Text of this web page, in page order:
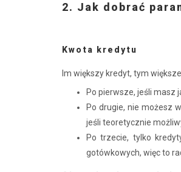
2. Jak dobrać
Kwota kredytu
Im większy kredyt, tym
Po pierwsze, jeśli masz
Po drugie, nie możesz
jeśli teoretycznie
Po trzecie, tylko
gotówkowych, więc to